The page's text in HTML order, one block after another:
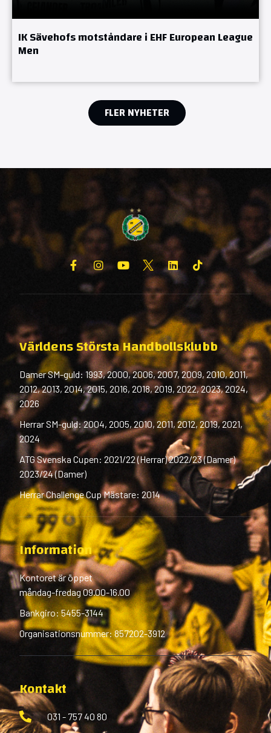
IK Sävehofs motståndare i EHF European League
Men
FLER NYHETER
Världens Största Handbollsklubb
Damer SM-guld: 1993, 2000, 2006, 2007, 2009, 2010, 2011,
2012, 2013, 2014, 2015, 2016, 2018, 2019, 2022, 2023, 2024,
2026
Herrar SM-guld: 2004, 2005, 2010, 2011, 2012, 2019, 2021,
2024
ATG Svenska Cupen: 2021/22 (Herrar) 2022/23 (Damer)
2023/24 (Damer)
Herrar Challenge Cup Mästare: 2014
Information
Kontoret är öppet
måndag-fredag 09.00-16.00
Bankgiro: 5455-3144
Organisationsnummer: 857202-3912
Kontakt
031 - 757 40 80